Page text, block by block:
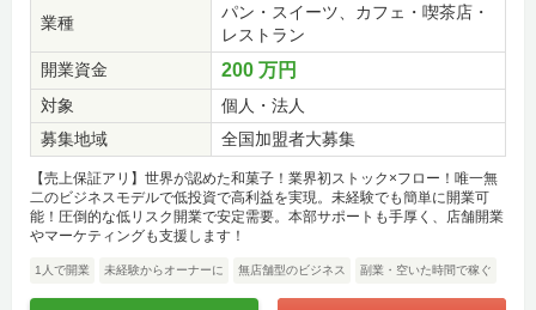
業種
パン・スイーツ、カフェ・喫茶店・
レストラン
開業資金
200 万円
対象
個人・法人
募集地域
全国加盟者大募集
【売上保証アリ】世界が認めた和菓子！業界初ストック×フロー！唯一無
二のビジネスモデルで低投資で高利益を実現。未経験でも簡単に開業可
能！圧倒的な低リスク開業で安定需要。本部サポートも手厚く、店舗開業
やマーケティングも支援します！
1人で開業 未経験からオーナーに 無店舗型のビジネス 副業・空いた時間で稼ぐ